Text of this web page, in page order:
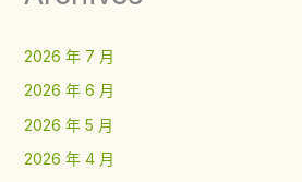
2026 年 7 月
2026 年 6 月
2026 年 5 月
2026 年 4 月